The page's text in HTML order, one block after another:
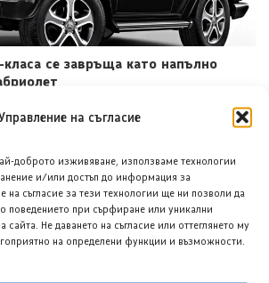
на съгласие
доброто изживяване, използваме технологии
и/или достъп до информация за
на съгласие за тези технологии ще ни позволи да
поведението при сърфиране или уникални
сайта. Не даването на съгласие или оттеглянето му
на определени функции и възможности.
се завръща като напълно